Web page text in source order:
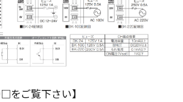
をご覧下さい】